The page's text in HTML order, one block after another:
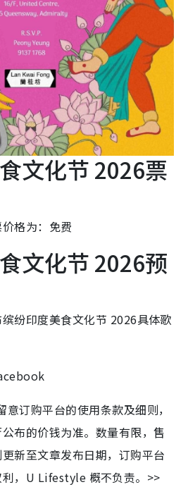
文化节 2026票
格为：免费
文化节 2026预
纷印度美食文化节 2026具体歌
订购平台的使用条款及细则，
布的价钱为准。数量有限，售
新至文章发布日期，订购平台
，U Lifestyle 概不负责。>>